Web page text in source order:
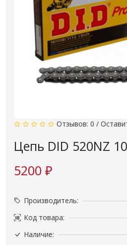
Отзывов: 0 /
Цепь DID 520NZ
5200 ₽
Производитель:
Код товара:
Наличие: